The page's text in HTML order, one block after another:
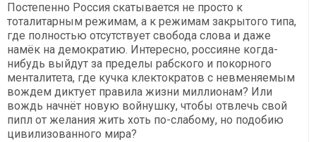
Постепенно Россия скатывается не просто к
тоталитарным режимам, а к режимам закрытого типа,
где полностью отсутствует свобода слова и даже
намёк на демократию. Интересно, россияне когда-
нибудь выйдут за пределы рабского и покорного
менталитета, где кучка клектократов с невменяемым
вождем диктует правила жизни миллионам? Или
вождь начнёт новую войнушку, чтобы отвлечь свой
пипл от желания жить хоть по-слабому, но подобию
цивилизованного мира?